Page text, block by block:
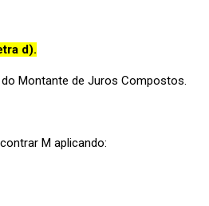
d).
Montante de Juros Compostos.
M aplicando: